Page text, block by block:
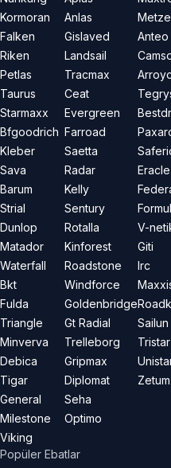
Kormoran
Falken
Riken
Petlas
Taurus
Starmaxx
Bfgoodrich
Kleber
Sava
Barum
Strial
Dunlop
Matador
Waterfall
Bkt
Fulda
Triangle
Minverva
Debica
Tigar
General
Milestone
Viking
Anlas
Gislaved
Landsail
Tracmax
Ceat
Evergreen
Farroad
Saetta
Radar
Kelly
Sentury
Rotalla
Kinforest
Roadstone
Windforce
Goldenbridge
Gt Radial
Trelleborg
Gripmax
Diplomat
Seha
Optimo
Anteo
Eracle
V-
Giti
Irc
Sailun
Tristar
Zetum
Popüler Ebatlar